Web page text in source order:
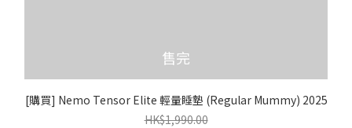
售完
[購買] Nemo Tensor Elite 輕量睡墊 (Regular Mummy) 2025
HK$1,990.00